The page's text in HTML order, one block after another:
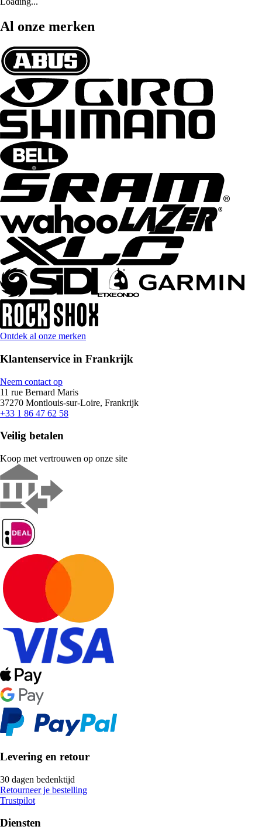
Al onze merken
Ontdek al onze merken
Klantenservice in Frankrijk
Neem contact op
11 rue Bernard Maris
37270 Montlouis-sur-Loire, Frankrijk
+33 1 86 47 62 58
Veilig betalen
Koop met vertrouwen op onze site
Levering en retour
30 dagen bedenktijd
Retourneer je bestelling
Trustpilot
Diensten